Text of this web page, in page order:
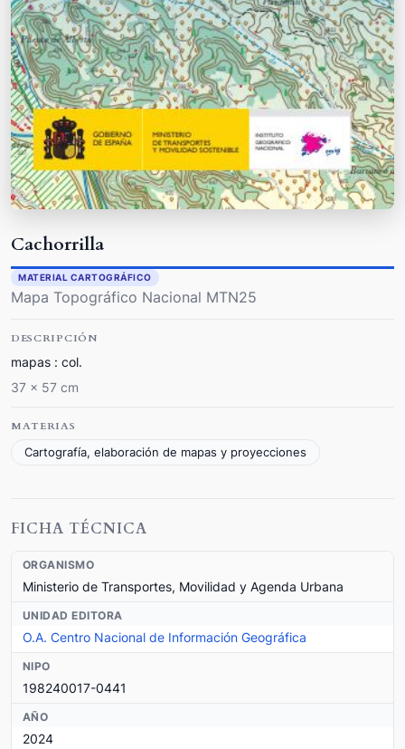
Cachorrilla
MATERIAL CARTOGRÁFICO
Mapa Topográfico Nacional MTN25
DESCRIPCIÓN
mapas : col.
37 x 57 cm
MATERIAS
Cartografía, elaboración de mapas y proyecciones
FICHA TÉCNICA
ORGANISMO
Ministerio de Transportes, Movilidad y Agenda Urbana
UNIDAD EDITORA
O.A. Centro Nacional de Información Geográfica
NIPO
198240017-0441
AÑO
2024